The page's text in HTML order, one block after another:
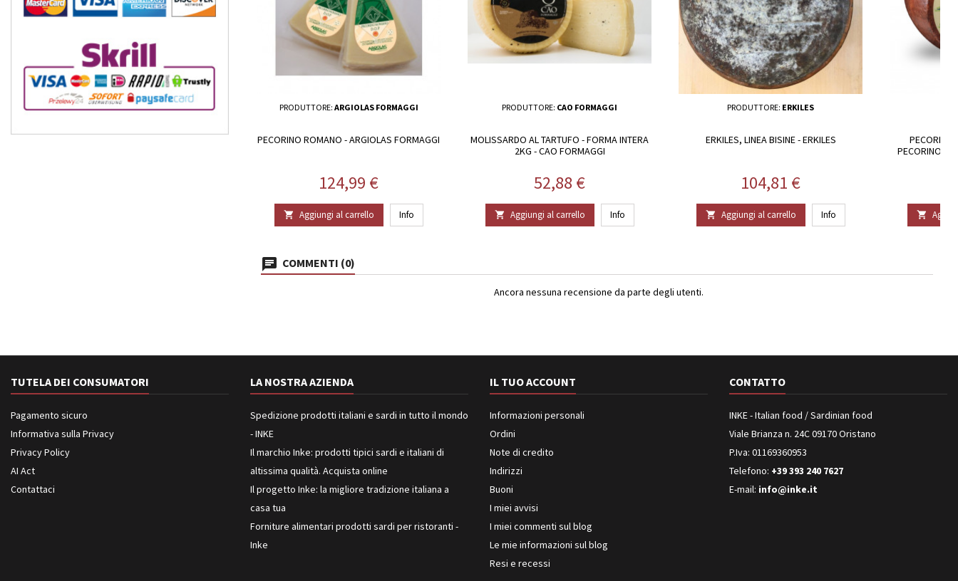
PRODUTTORE: ARGIOLAS FORMAGGI
PECORINO ROMANO - ARGIOLAS FORMAGGI
Prezzo
124,99 €
 Aggiungi al carrello Info
PRODUTTORE: CAO FORMAGGI
MOLISSARDO AL TARTUFO - FORMA INTERA
2KG - CAO FORMAGGI
Prezzo
52,88 €
 Aggiungi al carrello Info
PRODUTTORE: ERKILES
ERKILES, LINEA BISINE - ERKILES
Prezzo
104,81 €
 Aggiungi al carrello Info
PECORINO
PECORINO -

COMMENTI (0)
Ancora nessuna recensione da parte degli utenti.
TUTELA DEI CONSUMATORI
Pagamento sicuro
Informativa sulla Privacy
Privacy Policy
AI Act
Contattaci
LA NOSTRA AZIENDA
Spedizione prodotti italiani e sardi in tutto il mondo
- INKE
Il marchio Inke: prodotti tipici sardi e italiani di
altissima qualità. Acquista online
Il progetto Inke: la migliore tradizione italiana a
casa tua
Forniture alimentari prodotti sardi per ristoranti -
Inke
IL TUO ACCOUNT
Informazioni personali
Ordini
Note di credito
Indirizzi
Buoni
I miei avvisi
I miei commenti sul blog
Le mie informazioni sul blog
Resi e recessi
CONTATTO
INKE - Italian food / Sardinian food
Viale Brianza n. 24C 09170 Oristano
P.Iva: 01169360953
Telefono: +39 393 240 7627
E-mail: info@inke.it